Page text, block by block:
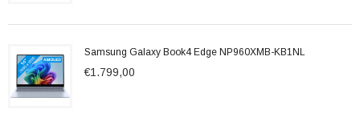
Samsung Galaxy Book4 Edge NP960XMB-KB1NL
€1.799,00